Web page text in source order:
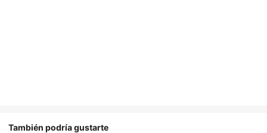
También podría gustarte